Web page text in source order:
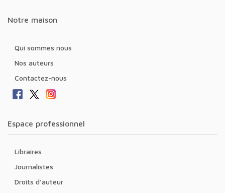
Notre maison
Qui sommes nous
Nos auteurs
Contactez-nous
Espace professionnel
Libraires
Journalistes
Droits d'auteur